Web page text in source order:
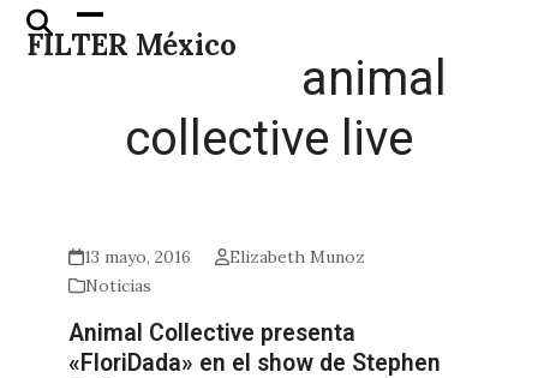
Skip
FILTER México
Open
mobile
Close
mobile
animal
collective live
13 mayo, 2016
Elizabeth Munoz
Noticias
Animal Collective presenta
«FloriDada» en el show de Stephen